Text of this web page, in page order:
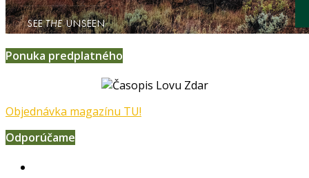
Ponuka predplatného
Objednávka magazínu TU!
Odporúčame